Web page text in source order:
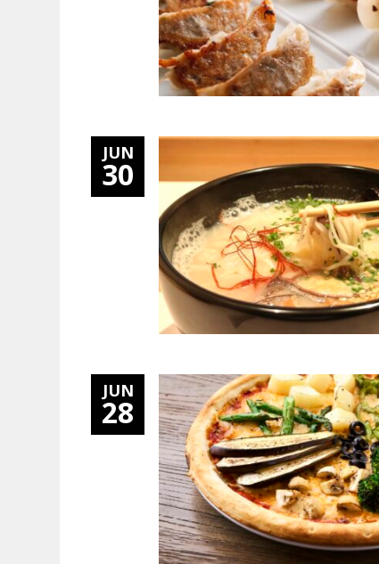
JUN
30
JUN
28